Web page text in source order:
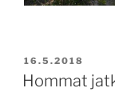
JULKAISTU
16.5.2018
Hommat